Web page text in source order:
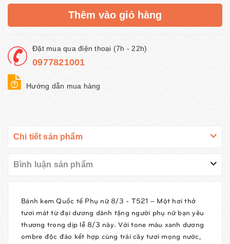
Thêm vào giỏ hàng
Đặt mua qua điện thoại (7h - 22h)
0977821001
Hướng dẫn mua hàng
Chi tiết sản phẩm
Bình luận sản phẩm
Bánh kem Quốc tế Phụ nữ 8/3 - T521 – Một hơi thở
tươi mát từ đại dương dành tặng người phụ nữ bạn yêu
thương trong dịp lễ 8/3 này. Với tone màu xanh dương
ombre độc đáo kết hợp cùng trái cây tươi mọng nước,